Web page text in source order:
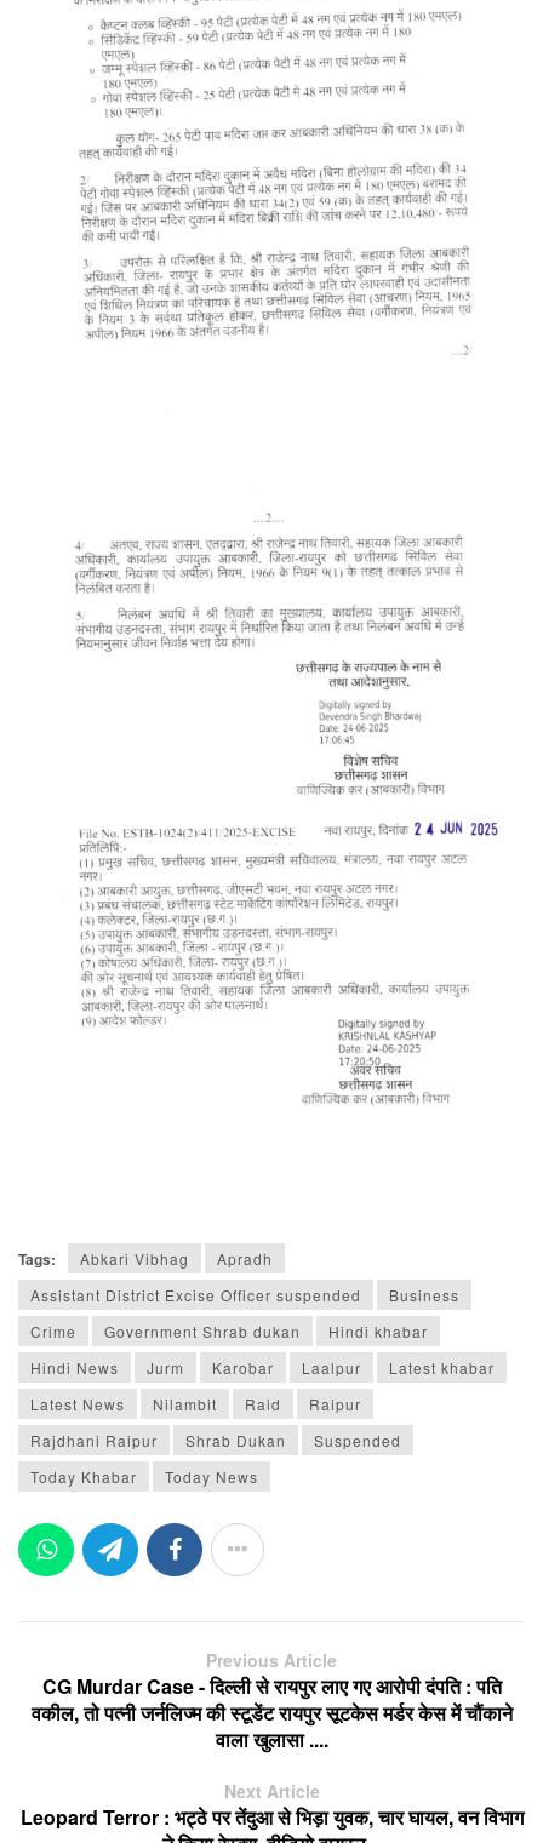
Tags: Abkari Vibhag
Apradh
Assistant District Excise Officer suspended
Business
Crime
Government Shrab dukan
Hindi khabar
Hindi News
Jurm Karobar Laalpur
Latest khabar
Latest News
Nilambit Raid
Raipur
Rajdhani Raipur
Shrab Dukan
Suspended
Today Khabar
Today News
Previous Article
CG Murdar Case - दिल्ली से रायपुर लाए गए आरोपी दंपति : पति
वकील, तो पत्नी जर्नलिज्म की स्टूडेंट रायपुर सूटकेस मर्डर केस में चौंकाने
वाला खुलासा ....
Next Article
Leopard Terror : भट्ठे पर तेंदुआ से भिड़ा युवक, चार घायल, वन विभाग